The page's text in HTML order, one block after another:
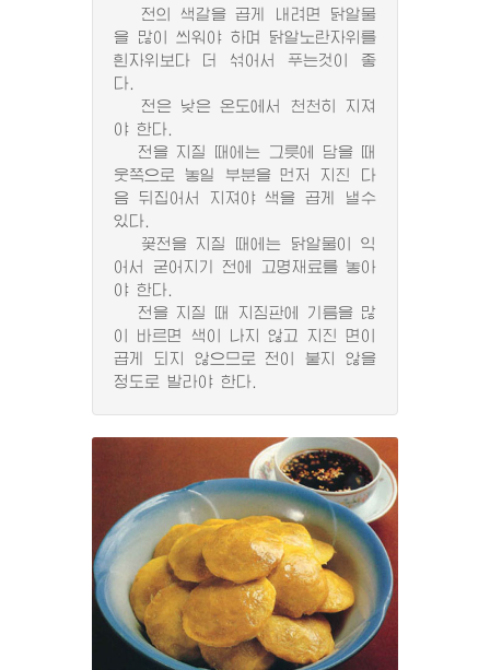
전의 색갈을 곱게 내려면 닭알물
을 많이 씌워야 하며 닭알노란자위를
흰자위보다 더 섞어서 푸는것이 좋
다.
전은 낮은 온도에서 천천히 지져
야 한다.
전을 지질 때에는 그릇에 담을 때
웃쪽으로 놓일 부분을 먼저 지진 다
음 뒤집어서 지져야 색을 곱게 낼수
있다.
꽃전을 지질 때에는 닭알물이 익
어서 굳어지기 전에 고명재료를 놓아
야 한다.
전을 지질 때 지짐판에 기름을 많
이 바르면 색이 나지 않고 지진 면이
곱게 되지 않으므로 전이 붙지 않을
정도로 발라야 한다.